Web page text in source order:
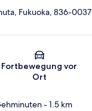
Karte
Fukuoka, 836-0037
Fortbewegung vor
Ort
- 1.5 km